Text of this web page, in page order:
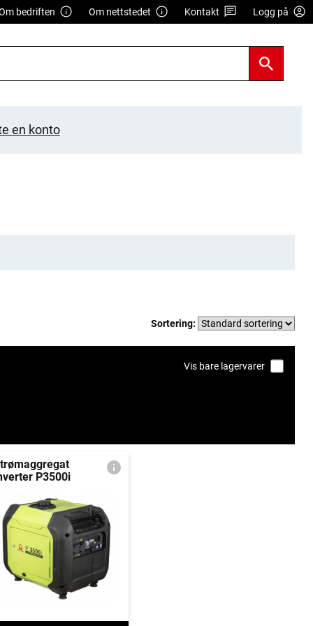
bedriften Om nettstedet Kontakt Logg på
en konto
Sortering:
Vis bare lagervarer
P3500i